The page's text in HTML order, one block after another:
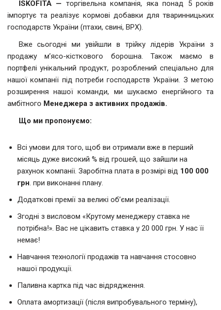
ISKOFITA— торгівельна компанія, яка понад 5 років
імпортує та реалізує кормові добавки для тваринницьких
господарств України (птахи, свині, ВРХ).
Вже сьогодні ми увійшли в трійку лідерів України з
продажу м’ясо-кісткового борошна. Також маємо в
портфелі унікальний продукт, розроблений спеціально для
нашої компанії під потреби господарств України. З метою
розширення нашої команди, ми шукаємо енергійного та
амбітного Менеджера з активних продажів.
Що ми пропонуємо:
Всі умови для того, щоб ви отримали вже в перший
місяць дуже високий % від грошей, що зайшли на
рахунок компанії. Заробітна плата в розмірі від 100 000
грн. при виконанні плану.
Додаткові премії за великі об’єми реалізації.
Згодні з висловом «Крутому менеджеру ставка не
потрібна!». Вас не цікавить ставка у 20 000 грн. У нас її
немає!
Навчання технології продажів та навчання стосовно
нашої продукції.
Паливна картка під час відрядження.
Оплата амортизації (після випробувального терміну),